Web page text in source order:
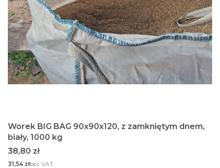
Worek BIG BAG 90x90x120, z zamkniętym dnem,
biały, 1000 kg
Cena
38,80 zł
Cena
31,54 złbez VAT